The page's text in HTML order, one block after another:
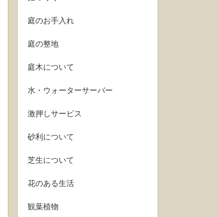
庭のお手入れ
庭の整地
庭木について
水・ウォーターサーバー
激押しサービス
砂利について
芝生について
花のある生活
観葉植物